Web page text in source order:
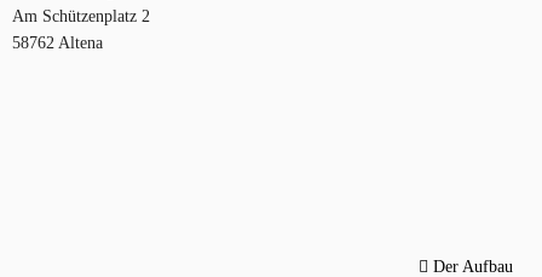
Am Schützenplatz 2
58762 Altena
Der Aufbau